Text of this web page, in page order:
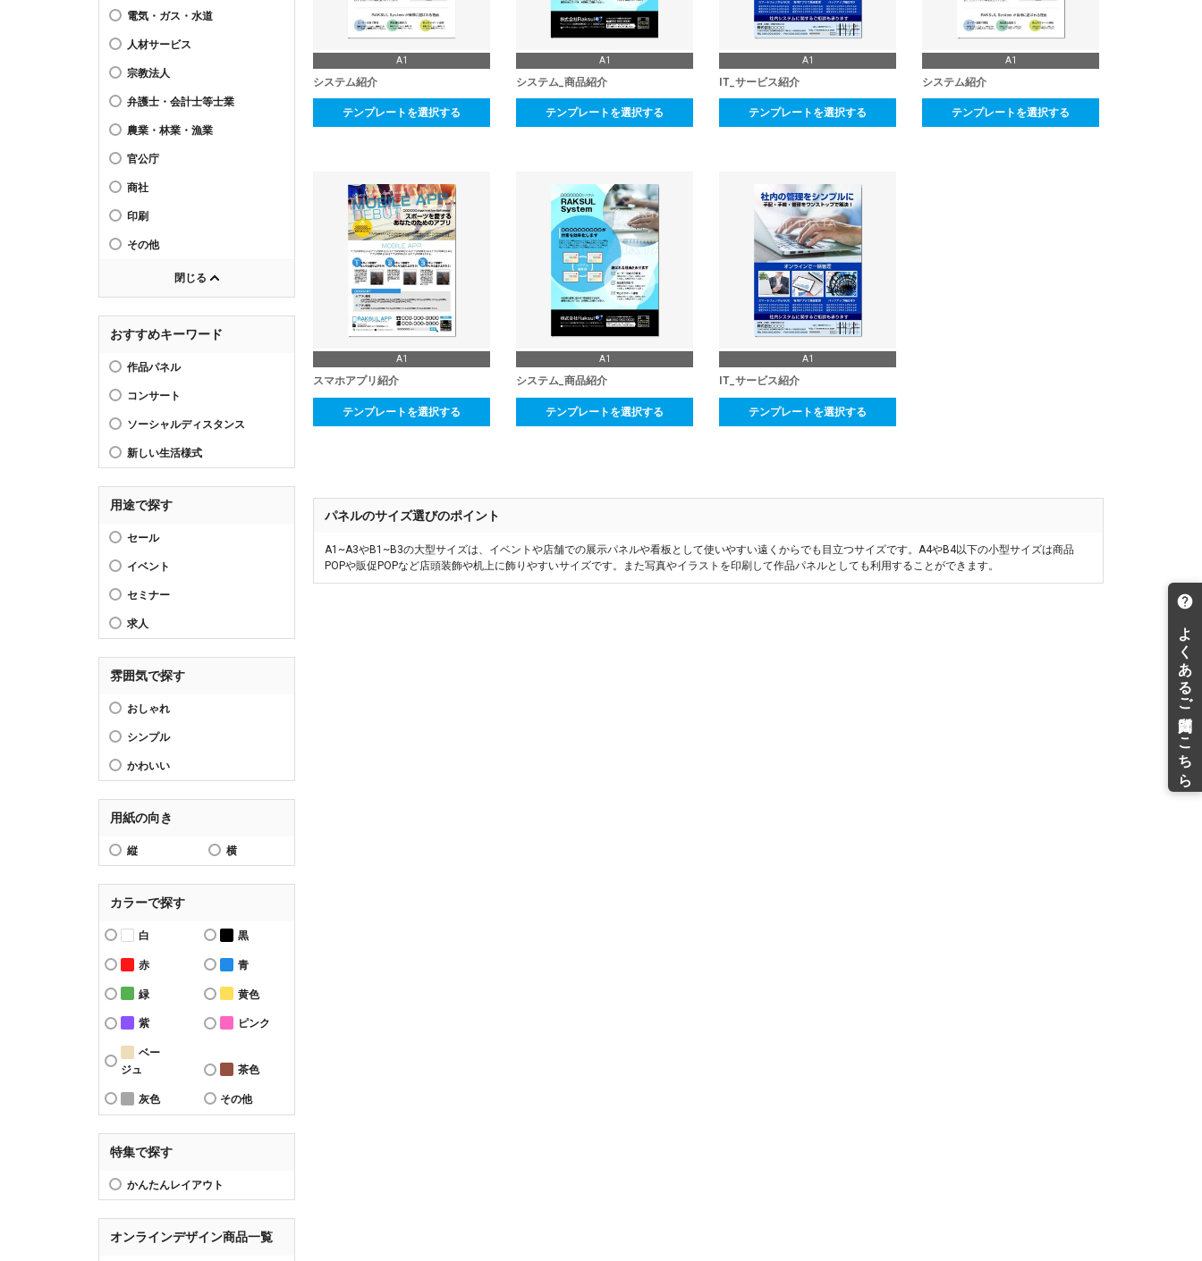
電気・ガス・水道
人材サービス
宗教法人
弁護士・会計士等士業
農業・林業・漁業
官公庁
商社
印刷
その他
閉じる
おすすめキーワード
作品パネル
コンサート
ソーシャルディスタンス
新しい生活様式
用途で探す
セール
イベント
セミナー
求人
雰囲気で探す
おしゃれ
シンプル
かわいい
用紙の向き
縦 横
カラーで探す
白 黒
赤 青
緑 黄色
紫 ピンク
ベー
ジュ
茶色
灰色 その他
特集で探す
かんたんレイアウト
オンラインデザイン商品一覧
A1
システム紹介
テンプレートを選択する
A1
システム_商品紹介
テンプレートを選択する
A1
IT_サービス紹介
テンプレートを選択する
A1
システム紹介
テンプレートを選択する
A1
スマホアプリ紹介
テンプレートを選択する
A1
システム_商品紹介
テンプレートを選択する
A1
IT_サービス紹介
テンプレートを選択する
パネルのサイズ選びのポイント
A1~A3やB1~B3の大型サイズは、イベントや店舗での展示パネルや看板として使いやすい遠くからでも目立つサイズです。A4やB4以下の小型サイズは商品
POPや販促POPなど店頭装飾や机上に飾りやすいサイズです。また写真やイラストを印刷して作品パネルとしても利用することができます。